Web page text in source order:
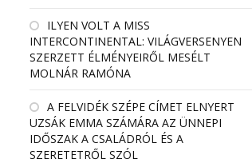
ILYEN VOLT A MISS
INTERCONTINENTAL: VILÁGVERSENYEN
SZERZETT ÉLMÉNYEIRŐL MESÉLT
MOLNÁR RAMÓNA
A FELVIDÉK SZÉPE CÍMET ELNYERT
UZSÁK EMMA SZÁMÁRA AZ ÜNNEPI
IDŐSZAK A CSALÁDRÓL ÉS A
SZERETETRŐL SZÓL